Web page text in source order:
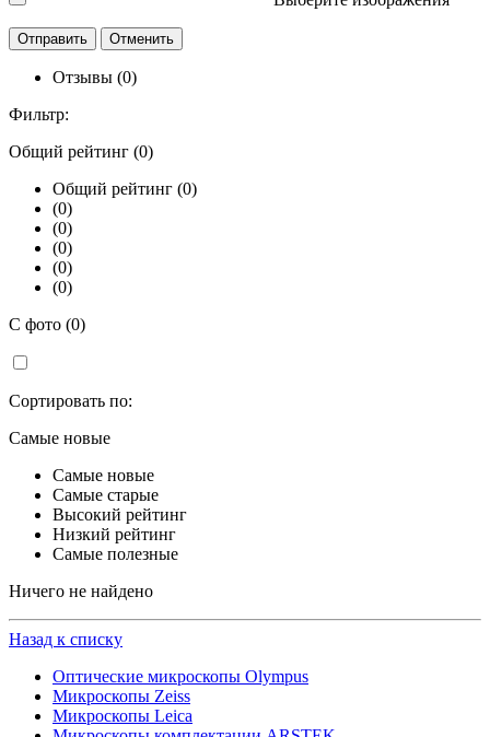
Отзывы (0)
Фильтр:
Общий рейтинг (0)
Общий рейтинг (0)
(0)
(0)
(0)
(0)
(0)
С фото (0)
Сортировать по:
Самые новые
Самые новые
Самые старые
Высокий рейтинг
Низкий рейтинг
Самые полезные
Ничего не найдено
Назад к списку
Оптические микроскопы Olympus
Микроскопы Zeiss
Микроскопы Leica